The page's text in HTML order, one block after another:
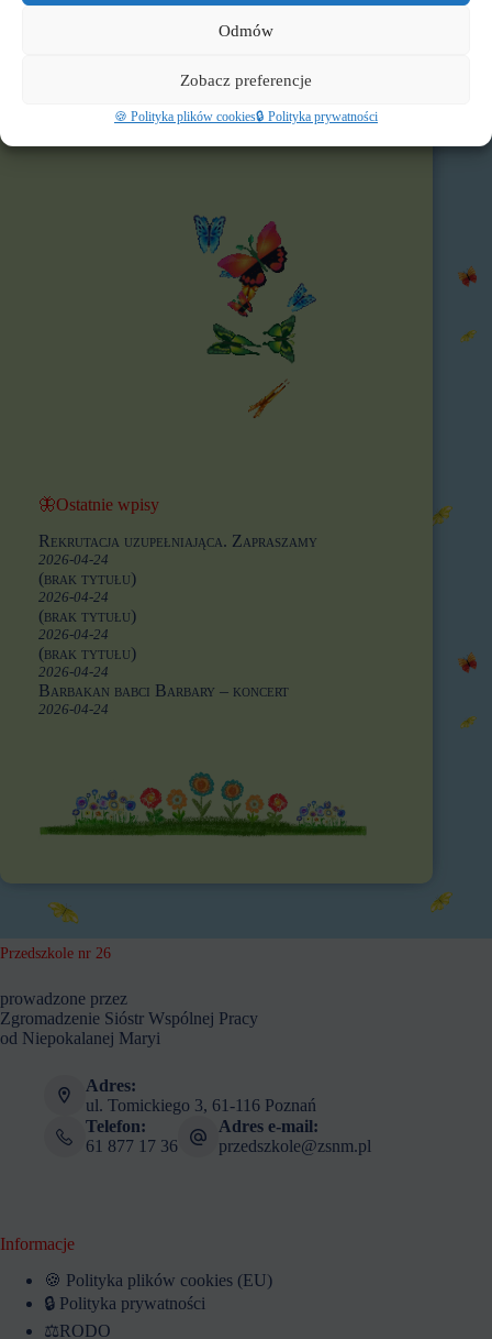
Odmów
Zobacz preferencje
🍪 Polityka plików cookies🔒 Polityka prywatności
🦋Ostatnie wpisy
Rekrutacja uzupełniająca. Zapraszamy
2026-04-24
(brak tytułu)
2026-04-24
(brak tytułu)
2026-04-24
(brak tytułu)
2026-04-24
Barbakan babci Barbary – koncert
2026-04-24
Przedszkole nr 26
prowadzone przez
Zgromadzenie Sióstr Wspólnej Pracy
od Niepokalanej Maryi
Adres:
ul. Tomickiego 3, 61-116 Poznań
Telefon:
61 877 17 36
Adres e-mail:
przedszkole@zsnm.pl
Informacje
🍪 Polityka plików cookies (EU)
🔒 Polityka prywatności
⚖️RODO